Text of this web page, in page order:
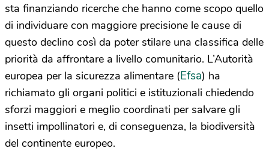
sta finanziando ricerche che hanno come scopo quello
di individuare con maggiore precisione le cause di
questo declino così da poter stilare una classifica delle
priorità da affrontare a livello comunitario. L’Autorità
europea per la sicurezza alimentare (Efsa) ha
richiamato gli organi politici e istituzionali chiedendo
sforzi maggiori e meglio coordinati per salvare gli
insetti impollinatori e, di conseguenza, la biodiversità
del continente europeo.